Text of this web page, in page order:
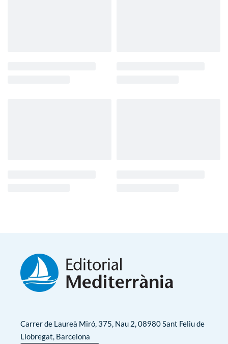
Carrer de Laureà Miró, 375, Nau 2, 08980 Sant Feliu de
Llobregat, Barcelona